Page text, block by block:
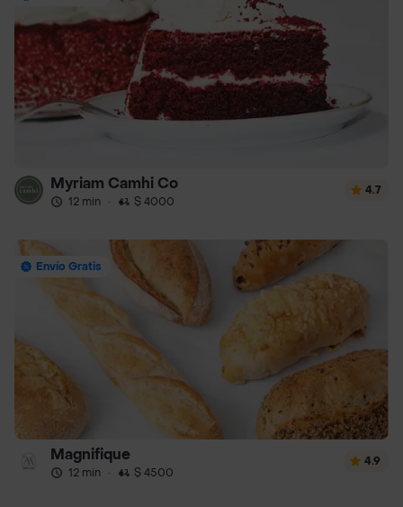
Myriam Camhi Co
12 min · $ 4000
4.7
Envío Gratis
Magnifique
12 min · $ 4500
4.9